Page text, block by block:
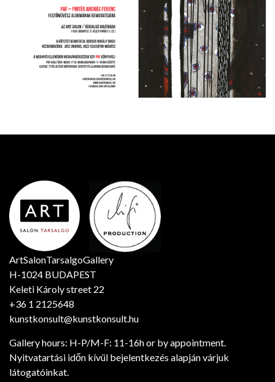
ArtSalonTarsalgoGallery
H-1024 BUDAPEST
Keleti Károly street 22
+36 1 2125648
kunstkonsult@kunstkonsult.hu
Gallery hours: H-P/M-F: 11-16h or by appointment.
Nyitvatartási időn kívül bejelentkezés alapján várjuk
látogatóinkat.